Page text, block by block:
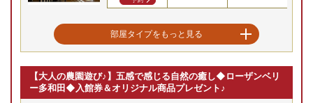
二間和室【10畳+6畳】
和室
Previous
部屋タイプをもっと見る
【大人の農園遊び♪】五感で感じる自然の癒し◆ローザンベリ
ー多和田◆入館券＆オリジナル商品プレゼント♪